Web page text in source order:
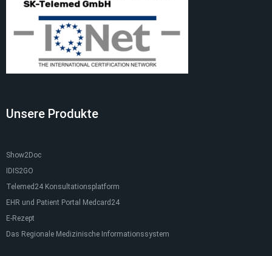
Unsere Produkte
Show2Doc
IDIS2GO
Telemed24 Konsultationsplatform
EHR und Patient Portal Medcard24
E-Rezept
Das Regionale Medizinische Informationssystem